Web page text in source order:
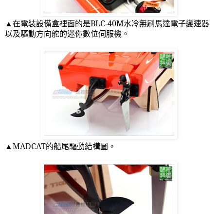
▲在電裝設備盒裡面的是BLC-40M水冷無刷馬達電子變速器
以及驅動方向舵的迷你數位伺服機。
▲MADCAT的船尾驅動結構圖。